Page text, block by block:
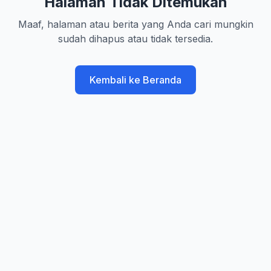
Maaf, halaman atau berita yang Anda cari mungkin
sudah dihapus atau tidak tersedia.
Kembali ke Beranda